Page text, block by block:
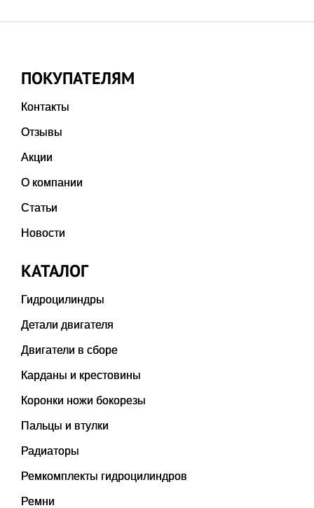
ПОКУПАТЕЛЯМ
Контакты
Отзывы
Акции
О компании
Статьи
Новости
КАТАЛОГ
Гидроцилиндры
Детали двигателя
Двигатели в сборе
Карданы и крестовины
Коронки ножи бокорезы
Пальцы и втулки
Радиаторы
Ремкомплекты гидроцилиндров
Ремни